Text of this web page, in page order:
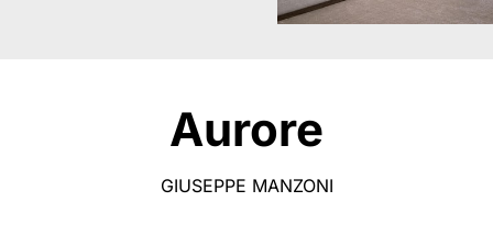
Aurore
GIUSEPPE MANZONI